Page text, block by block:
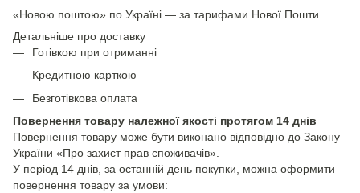
«Новою поштою» по Україні — за тарифами Нової Пошти
Детальніше про доставку
Готівкою при отриманні
Кредитною карткою
Безготівкова оплата
Повернення товару належної якості протягом 14 днів
Повернення товару може бути виконано відповідно до Закону
України «Про захист прав споживачів».
У період 14 днів, за останній день покупки, можна оформити
повернення товару за умови: